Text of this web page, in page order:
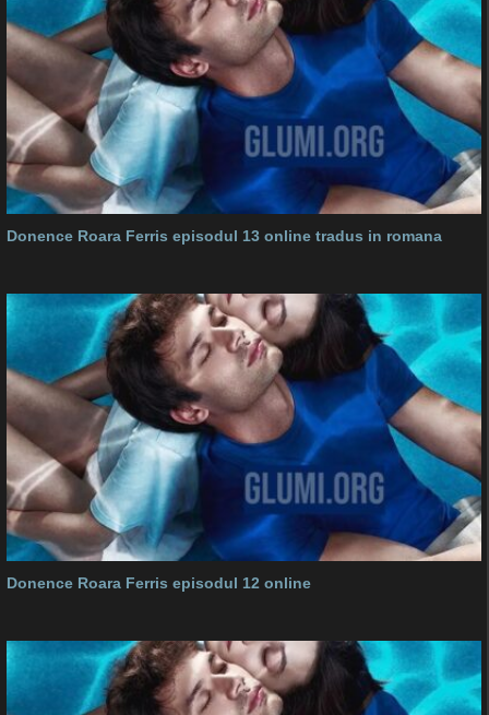
Donence Roara Ferris episodul 13 online tradus in romana
Donence Roara Ferris episodul 12 online